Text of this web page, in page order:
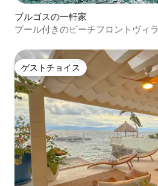
ブルゴスの一軒家
プール付きのビーチフロントヴィ
ゲストチョイス
ゲストチョイス